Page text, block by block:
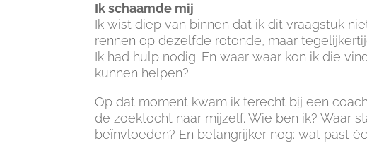
Ik schaamde mij
Ik wist diep van binnen dat ik dit vraagstuk
rennen op dezelfde rotonde, maar
Ik had hulp nodig. En waar waar kon ik die
kunnen helpen?
Op dat moment kwam ik terecht bij een
de zoektocht naar mijzelf. Wie ben ik? Waar
beïnvloeden? En belangrijker nog: wat past